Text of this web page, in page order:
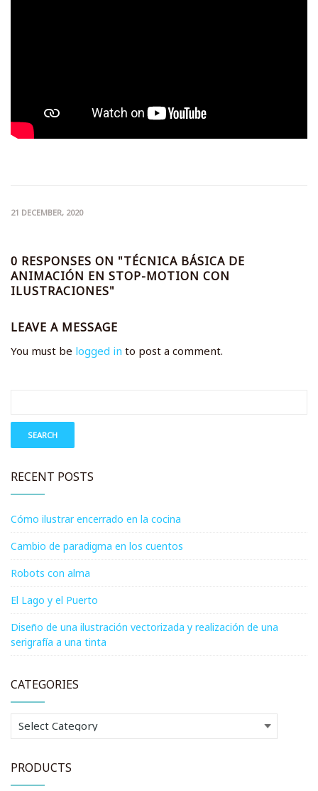
21 DECEMBER, 2020
0 RESPONSES ON "TÉCNICA BÁSICA DE
ANIMACIÓN EN STOP-MOTION CON
ILUSTRACIONES"
LEAVE A MESSAGE
You must be logged in to post a comment.
RECENT POSTS
Cómo ilustrar encerrado en la cocina
Cambio de paradigma en los cuentos
Robots con alma
El Lago y el Puerto
Diseño de una ilustración vectorizada y realización de una
serigrafía a una tinta
CATEGORIES
Categories
PRODUCTS